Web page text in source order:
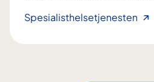
Spesialisthelsetjenesten–
o